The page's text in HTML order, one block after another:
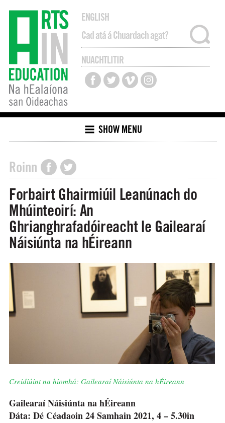
ENGLISH
NUACHTLITIR
SHOW MENU
Roinn
Forbairt Ghairmiúil Leanúnach do
Mhúinteoirí: An
Ghrianghrafadóireacht le Gailearaí
Náisiúnta na hÉireann
Creidiúint na híomhá: Gailearaí Náisiúnta na hÉireann
Gailearaí Náisiúnta na hÉireann
Dáta: Dé Céadaoin 24 Samhain 2021, 4 – 5.30in